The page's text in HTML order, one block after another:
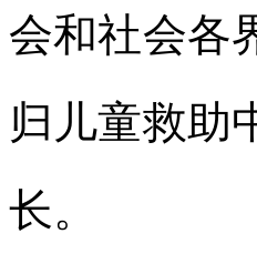
会和社会各
归儿童救助
长。